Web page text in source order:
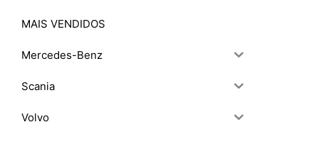
MAIS VENDIDOS
Mercedes-Benz
Scania
Volvo